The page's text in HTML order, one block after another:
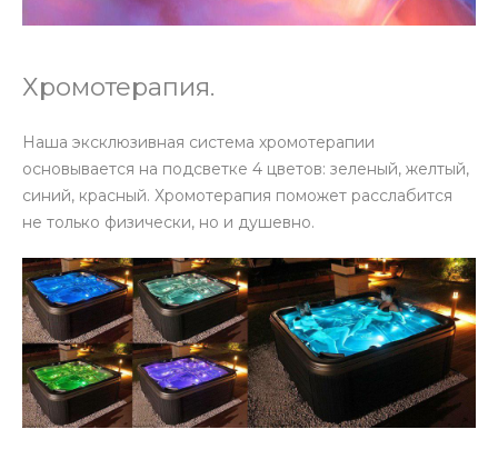
Хромотерапия.
Наша эксклюзивная система хромотерапии
основывается на подсветке 4 цветов: зеленый, желтый,
синий, красный. Хромотерапия поможет расслабится
не только физически, но и душевно.